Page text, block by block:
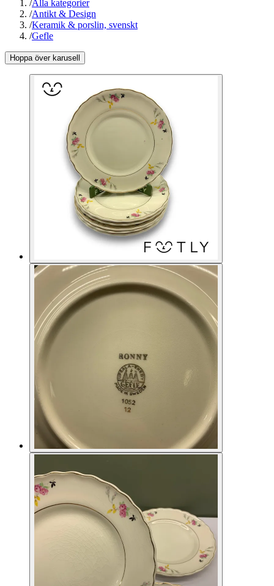
/Alla kategorier
/Antikt & Design
/Keramik & porslin, svenskt
/Gefle
Hoppa över karusell